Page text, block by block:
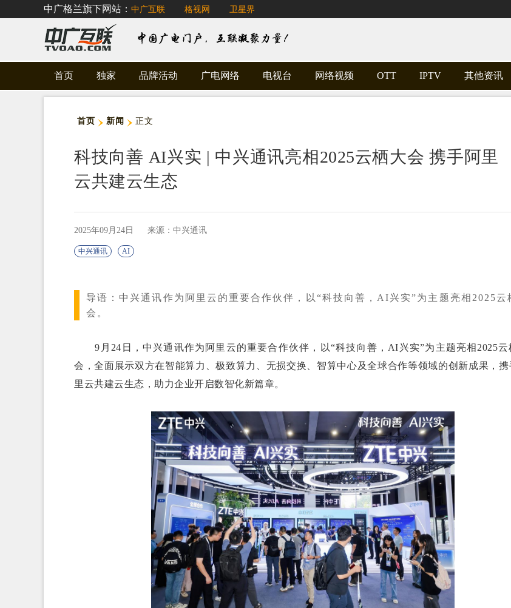
中广格兰旗下网站： 中广互联 格视网 卫星界
首页 独家 品牌活动 广电网络 电视台 网络视频 OTT IPTV 其他资讯
首页 新闻 正文
科技向善 AI兴实 | 中兴通讯亮相2025云栖大会 携手阿里
云共建云生态
2025年09月24日 来源：中兴通讯
中兴通讯 AI
导语： 中兴通讯作为阿里云的重要合作伙伴，以“科技向善，AI兴实”为主题亮相2025云
会。
9月24日，中兴通讯作为阿里云的重要合作伙伴，以“科技向善，AI兴实”为主题亮相2025云
会，全面展示双方在智能算力、极致算力、无损交换、智算中心及全球合作等领域的创新成果，携
里云共建云生态，助力企业开启数智化新篇章。